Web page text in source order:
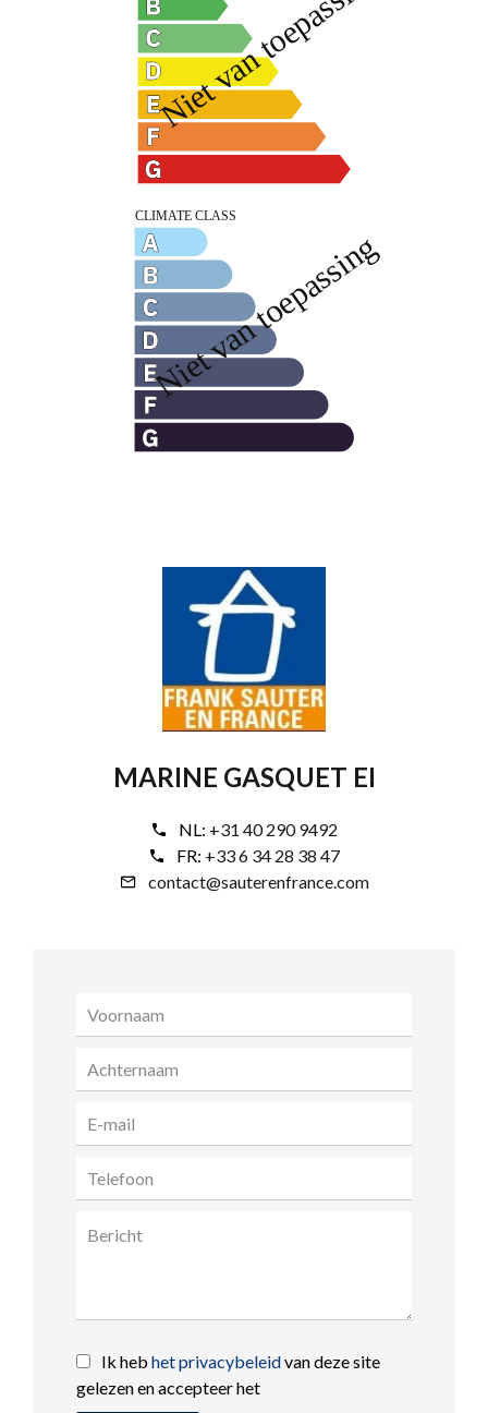
MARINE GASQUET EI
NL: +31 40 290 9492
FR: +33 6 34 28 38 47
contact@sauterenfrance.com
Ik heb het privacybeleidvan deze site
gelezen en accepteer het